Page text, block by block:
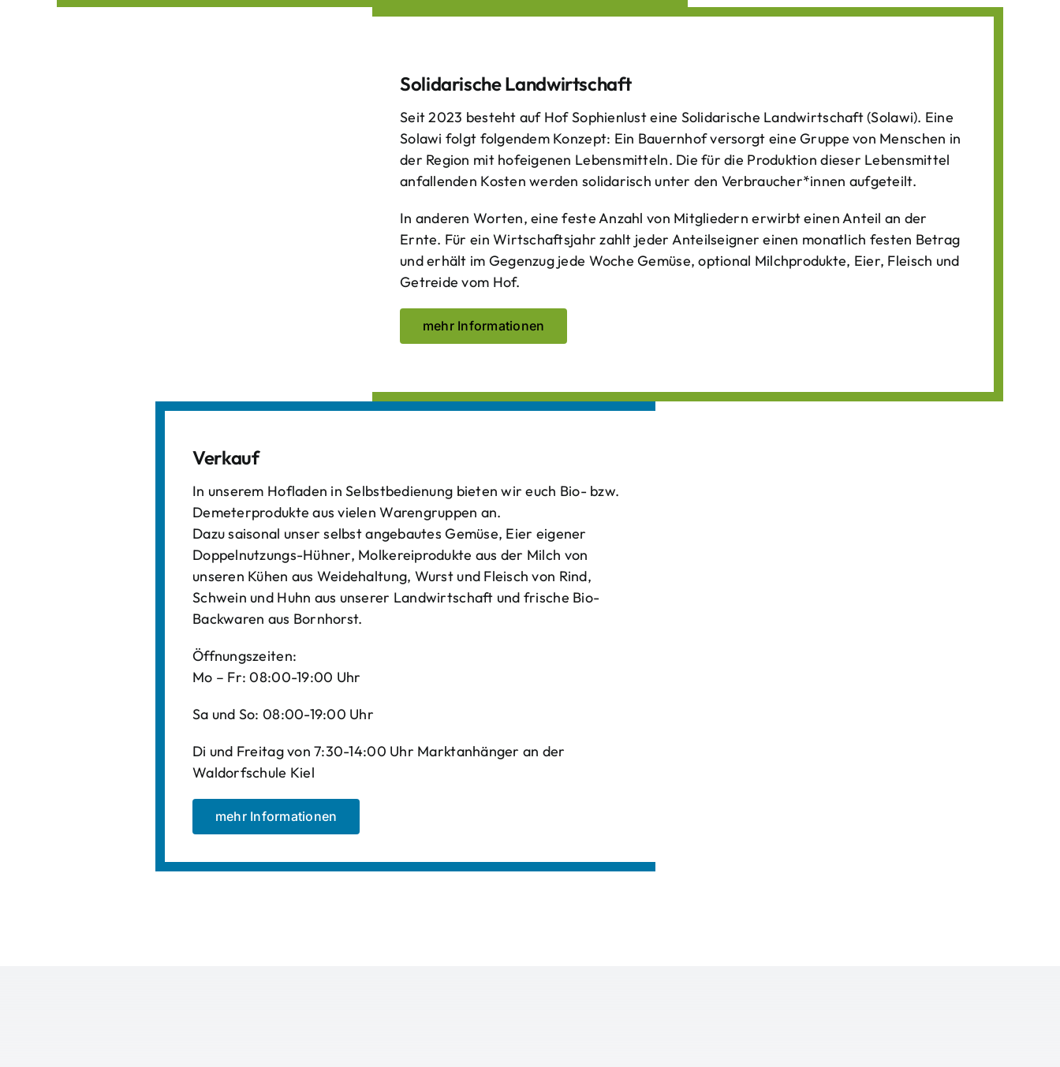
Solidarische Landwirtschaft
Seit 2023 besteht auf Hof Sophienlust eine Solidarische Landwirtschaft (Solawi). Eine
Solawi folgt folgendem Konzept: Ein Bauern­hof versorgt eine Gruppe von Menschen in
der Region mit hof­eigenen Lebens­mitteln. Die für die Produktion dieser Lebens­mittel
anfallenden Kosten werden solidarisch unter den Verbraucher*­innen aufgeteilt.
In anderen Worten, eine feste Anzahl von Mitgliedern erwirbt einen Anteil an der
Ernte. Für ein Wirtschaftsjahr zahlt jeder Anteilseigner einen monatlich festen Betrag
und erhält im Gegenzug jede Woche Gemüse, optional Milchprodukte, Eier, Fleisch und
Getreide vom Hof.
mehr Informationen
Verkauf
In unserem Hofladen in Selbstbedienung bieten wir euch Bio- bzw.
Demeterprodukte aus vielen Warengruppen an.
Dazu saisonal unser selbst angebautes Gemüse, Eier eigener
Doppelnutzungs-Hühner, Molkereiprodukte aus der Milch von
unseren Kühen aus Weidehaltung, Wurst und Fleisch von Rind,
Schwein und Huhn aus unserer Landwirtschaft und frische Bio-
Backwaren aus Bornhorst.
Öffnungszeiten:
Mo – Fr: 08:00-19:00 Uhr
Sa und So: 08:00-19:00 Uhr
Di und Freitag von 7:30-14:00 Uhr Marktanhänger an der
Waldorfschule Kiel
mehr Informationen